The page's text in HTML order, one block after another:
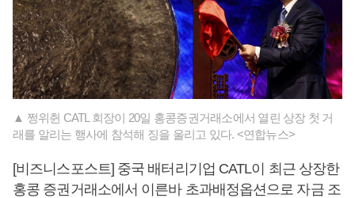
▲ 쩡위췬 CATL 회장이 20일 홍콩증권거래소에서 열린 상장 첫 거
래를 알리는 행사에 참석해 징을 울리고 있다. <연합뉴스>
[비즈니스포스트] 중국 배터리기업 CATL이 최근 상장한
홍콩 증권거래소에서 이른바 초과배정옵션으로 자금 조